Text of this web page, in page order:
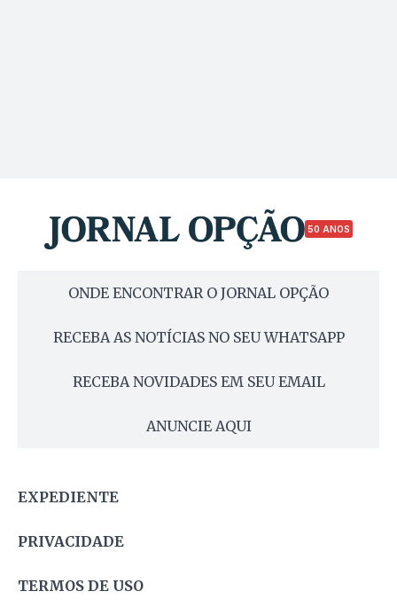
50 ANOS
ONDE ENCONTRAR O JORNAL OPÇÃO
RECEBA AS NOTÍCIAS NO SEU WHATSAPP
RECEBA NOVIDADES EM SEU EMAIL
ANUNCIE AQUI
EXPEDIENTE
PRIVACIDADE
TERMOS DE USO